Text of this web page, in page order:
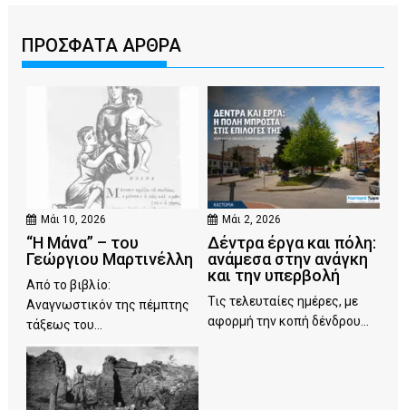
ΠΡΟΣΦΑΤΑ ΑΡΘΡΑ
Μάι 10, 2026
“Η Μάνα” – του
Γεώργιου Μαρτινέλλη
Από το βιβλίο:
Αναγνωστικόν της πέμπτης
τάξεως του...
Μάι 2, 2026
Δέντρα έργα και πόλη:
ανάμεσα στην ανάγκη
και την υπερβολή
Τις τελευταίες ημέρες, με
αφορμή την κοπή δένδρου...